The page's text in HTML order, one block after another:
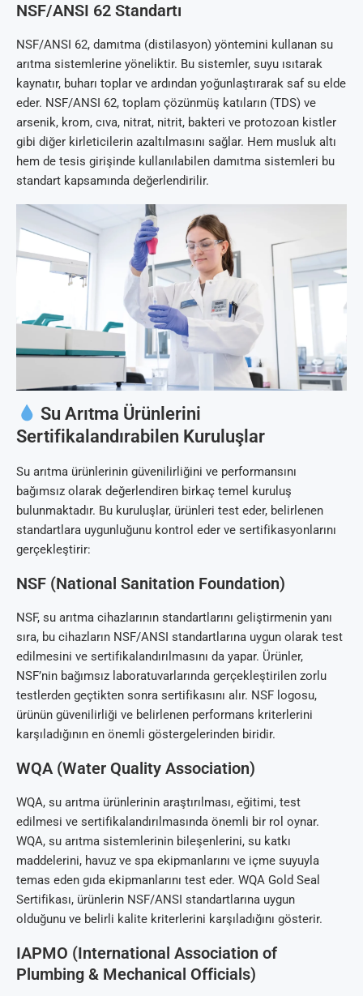
NSF/ANSI 62 Standartı
NSF/ANSI 62, damıtma (distilasyon) yöntemini kullanan su
arıtma sistemlerine yöneliktir. Bu sistemler, suyu ısıtarak
kaynatır, buharı toplar ve ardından yoğunlaştırarak saf su elde
eder. NSF/ANSI 62, toplam çözünmüş katıların (TDS) ve
arsenik, krom, cıva, nitrat, nitrit, bakteri ve protozoan kistler
gibi diğer kirleticilerin azaltılmasını sağlar. Hem musluk altı
hem de tesis girişinde kullanılabilen damıtma sistemleri bu
standart kapsamında değerlendirilir.
Su Arıtma Ürünlerini
Sertifikalandırabilen Kuruluşlar
Su arıtma ürünlerinin güvenilirliğini ve performansını
bağımsız olarak değerlendiren birkaç temel kuruluş
bulunmaktadır. Bu kuruluşlar, ürünleri test eder, belirlenen
standartlara uygunluğunu kontrol eder ve sertifikasyonlarını
gerçekleştirir:
NSF (National Sanitation Foundation)
NSF, su arıtma cihazlarının standartlarını geliştirmenin yanı
sıra, bu cihazların NSF/ANSI standartlarına uygun olarak test
edilmesini ve sertifikalandırılmasını da yapar. Ürünler,
NSF’nin bağımsız laboratuvarlarında gerçekleştirilen zorlu
testlerden geçtikten sonra sertifikasını alır. NSF logosu,
ürünün güvenilirliği ve belirlenen performans kriterlerini
karşıladığının en önemli göstergelerinden biridir.
WQA (Water Quality Association)
WQA, su arıtma ürünlerinin araştırılması, eğitimi, test
edilmesi ve sertifikalandırılmasında önemli bir rol oynar.
WQA, su arıtma sistemlerinin bileşenlerini, su katkı
maddelerini, havuz ve spa ekipmanlarını ve içme suyuyla
temas eden gıda ekipmanlarını test eder. WQA Gold Seal
Sertifikası, ürünlerin NSF/ANSI standartlarına uygun
olduğunu ve belirli kalite kriterlerini karşıladığını gösterir.
IAPMO (International Association of
Plumbing & Mechanical Officials)